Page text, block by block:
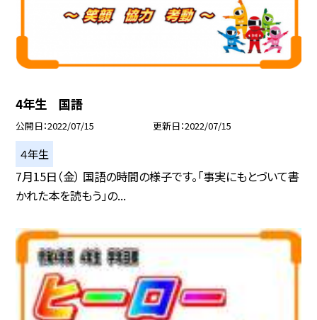
4年生 国語
公開日 2022/07/15 更新日 2022/07/15
４年生
7月15日（金） 国語の時間の様子です。「事実にもとづいて書
かれた本を読もう」の...